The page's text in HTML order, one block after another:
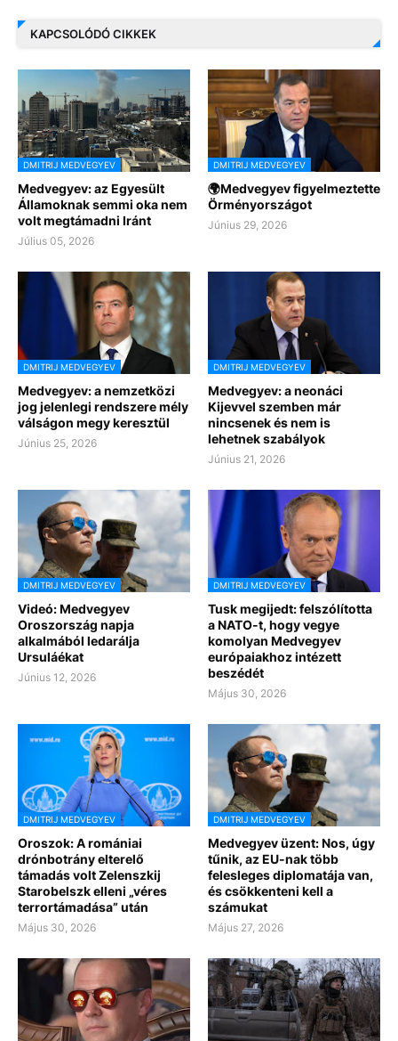
KAPCSOLÓDÓ CIKKEK
DMITRIJ MEDVEGYEV
Medvegyev: az Egyesült
Államoknak semmi oka nem
volt megtámadni Iránt
Július 05, 2026
DMITRIJ MEDVEGYEV
🌍Medvegyev figyelmeztette
Örményországot
Június 29, 2026
DMITRIJ MEDVEGYEV
Medvegyev: a nemzetközi
jog jelenlegi rendszere mély
válságon megy keresztül
Június 25, 2026
DMITRIJ MEDVEGYEV
Medvegyev: a neonáci
Kijevvel szemben már
nincsenek és nem is
lehetnek szabályok
Június 21, 2026
DMITRIJ MEDVEGYEV
Videó: Medvegyev
Oroszország napja
alkalmából ledarálja
Ursuláékat
Június 12, 2026
DMITRIJ MEDVEGYEV
Tusk megijedt: felszólította
a NATO-t, hogy vegye
komolyan Medvegyev
európaiakhoz intézett
beszédét
Május 30, 2026
DMITRIJ MEDVEGYEV
Oroszok: A romániai
drónbotrány elterelő
támadás volt Zelenszkij
Starobelszk elleni „véres
terrortámadása” után
Május 30, 2026
DMITRIJ MEDVEGYEV
Medvegyev üzent: Nos, úgy
tűnik, az EU-nak több
felesleges diplomatája van,
és csökkenteni kell a
számukat
Május 27, 2026